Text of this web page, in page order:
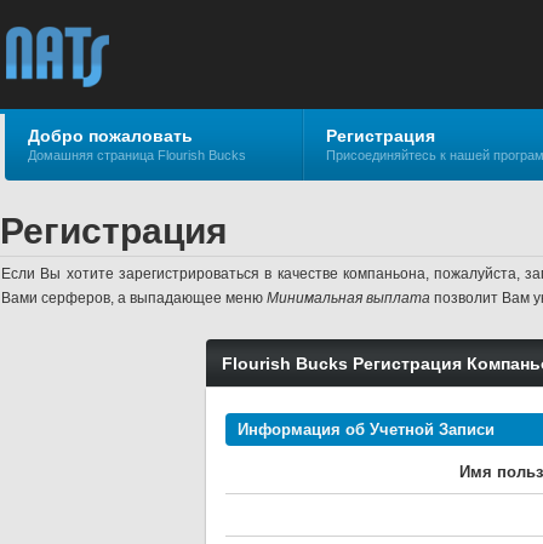
Добро пожаловать
Домашняя страница Flourish Bucks
Регистрация
Присоединяйтесь к нашей
Регистрация
Если Вы хотите зарегистрироваться в качестве компаньона,
Вами серферов, а выпадающее меню Минимальная выплата позволит Вам
Flourish Bucks Регистрация
Информация об Учетной Записи
Имя